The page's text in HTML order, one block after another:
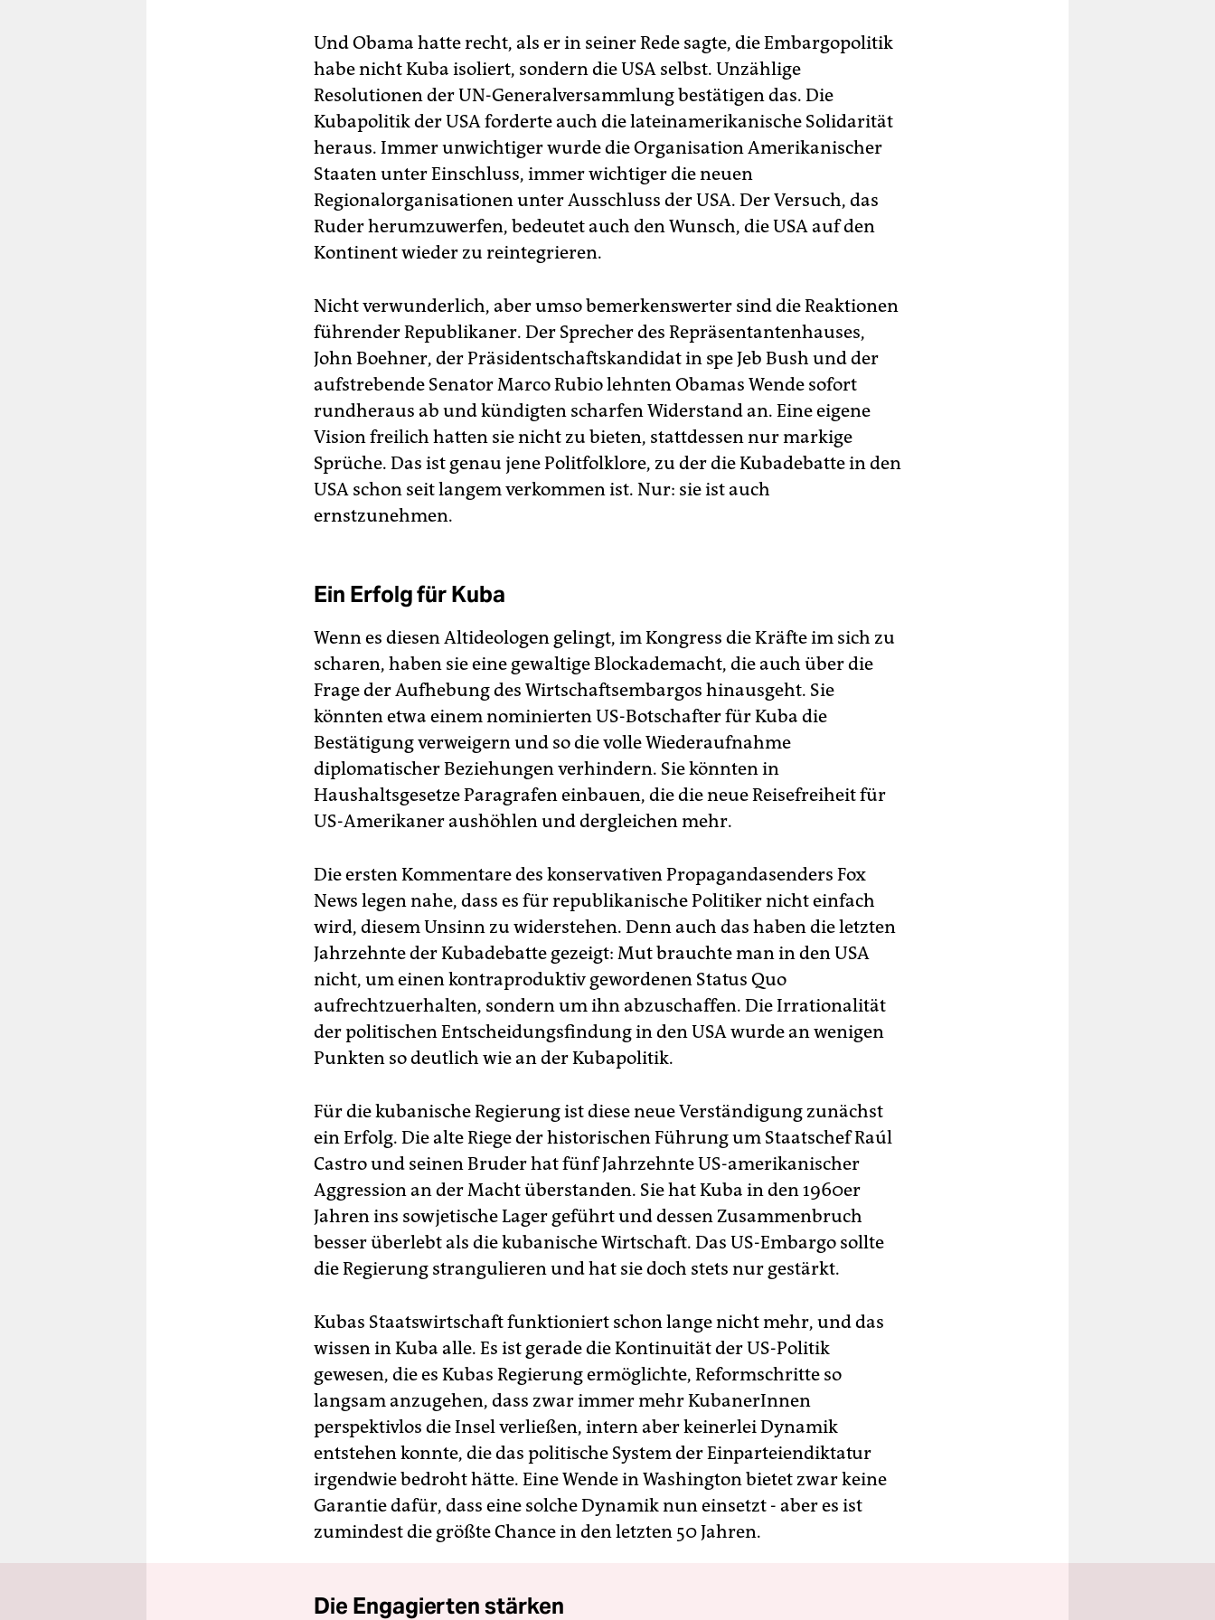
Und Obama hatte recht, als er in seiner Rede sagte, die Embargopolitik
habe nicht Kuba isoliert, sondern die USA selbst. Unzählige
Resolutionen der UN-Generalversammlung bestätigen das. Die
Kubapolitik der USA forderte auch die lateinamerikanische Solidarität
heraus. Immer unwichtiger wurde die Organisation Amerikanischer
Staaten unter Einschluss, immer wichtiger die neuen
Regionalorganisationen unter Ausschluss der USA. Der Versuch, das
Ruder herumzuwerfen, bedeutet auch den Wunsch, die USA auf den
Kontinent wieder zu reintegrieren.
Nicht verwunderlich, aber umso bemerkenswerter sind die Reaktionen
führender Republikaner. Der Sprecher des Repräsentantenhauses,
John Boehner, der Präsidentschaftskandidat in spe Jeb Bush und der
aufstrebende Senator Marco Rubio lehnten Obamas Wende sofort
rundheraus ab und kündigten scharfen Widerstand an. Eine eigene
Vision freilich hatten sie nicht zu bieten, stattdessen nur markige
Sprüche. Das ist genau jene Politfolklore, zu der die Kubadebatte in den
USA schon seit langem verkommen ist. Nur: sie ist auch
ernstzunehmen.
Ein Erfolg für Kuba
Wenn es diesen Altideologen gelingt, im Kongress die Kräfte im sich zu
scharen, haben sie eine gewaltige Blockademacht, die auch über die
Frage der Aufhebung des Wirtschaftsembargos hinausgeht. Sie
könnten etwa einem nominierten US-Botschafter für Kuba die
Bestätigung verweigern und so die volle Wiederaufnahme
diplomatischer Beziehungen verhindern. Sie könnten in
Haushaltsgesetze Paragrafen einbauen, die die neue Reisefreiheit für
US-Amerikaner aushöhlen und dergleichen mehr.
Die ersten Kommentare des konservativen Propagandasenders Fox
News legen nahe, dass es für republikanische Politiker nicht einfach
wird, diesem Unsinn zu widerstehen. Denn auch das haben die letzten
Jahrzehnte der Kubadebatte gezeigt: Mut brauchte man in den USA
nicht, um einen kontraproduktiv gewordenen Status Quo
aufrechtzuerhalten, sondern um ihn abzuschaffen. Die Irrationalität
der politischen Entscheidungsfindung in den USA wurde an wenigen
Punkten so deutlich wie an der Kubapolitik.
Für die kubanische Regierung ist diese neue Verständigung zunächst
ein Erfolg. Die alte Riege der historischen Führung um Staatschef Raúl
Castro und seinen Bruder hat fünf Jahrzehnte US-amerikanischer
Aggression an der Macht überstanden. Sie hat Kuba in den 1960er
Jahren ins sowjetische Lager geführt und dessen Zusammenbruch
besser überlebt als die kubanische Wirtschaft. Das US-Embargo sollte
die Regierung strangulieren und hat sie doch stets nur gestärkt.
Kubas Staatswirtschaft funktioniert schon lange nicht mehr, und das
wissen in Kuba alle. Es ist gerade die Kontinuität der US-Politik
gewesen, die es Kubas Regierung ermöglichte, Reformschritte so
langsam anzugehen, dass zwar immer mehr KubanerInnen
perspektivlos die Insel verließen, intern aber keinerlei Dynamik
entstehen konnte, die das politische System der Einparteiendiktatur
irgendwie bedroht hätte. Eine Wende in Washington bietet zwar keine
Garantie dafür, dass eine solche Dynamik nun einsetzt - aber es ist
zumindest die größte Chance in den letzten 50 Jahren.
Die Engagierten stärken